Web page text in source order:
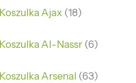
Koszulka Ajax 18
Koszulka Al-Nassr 6
Koszulka Arsenal 63